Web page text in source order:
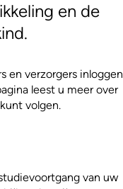
en de
en verzorgers inloggen
leest u meer over
volgen.
van uw